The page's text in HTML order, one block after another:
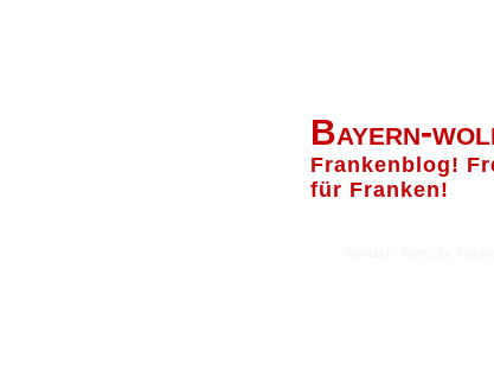
Bayern-
Frankenblog!
für Franken!